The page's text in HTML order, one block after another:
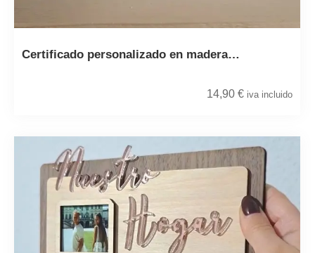
Certificado personalizado en madera…
14,90 € iva incluido